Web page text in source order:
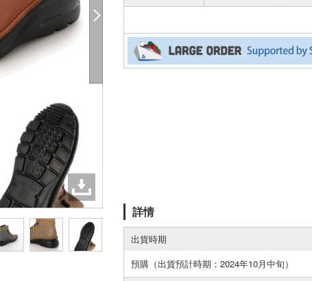
詳情
出貨時期
預購（出貨預計時期：2024年10月中旬）